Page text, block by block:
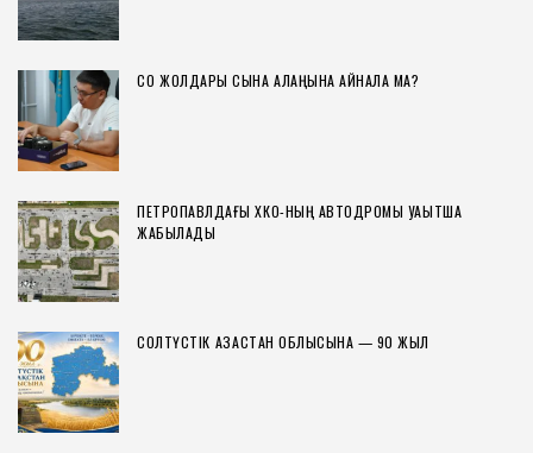
СҚО ЖОЛДАРЫ СЫНАҚ АЛАҢЫНА АЙНАЛА МА?
ПЕТРОПАВЛДАҒЫ ХҚКО-НЫҢ АВТОДРОМЫ УАҚЫТША
ЖАБЫЛАДЫ
СОЛТҮСТІК ҚАЗАҚСТАН ОБЛЫСЫНА — 90 ЖЫЛ